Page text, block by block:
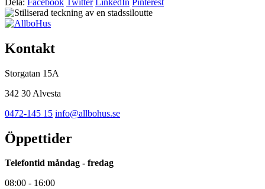
Kontakt
Storgatan 15A
342 30 Alvesta
0472-145 15 info@allbohus.se
Öppettider
Telefontid måndag - fredag
08:00 - 16:00